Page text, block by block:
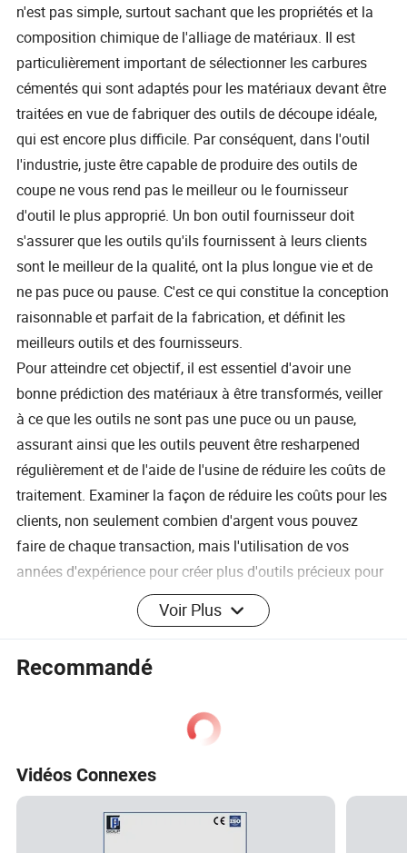
n'est pas simple, surtout sachant que les propriétés et la
composition chimique de l'alliage de matériaux. Il est
particulièrement important de sélectionner les carbures
cémentés qui sont adaptés pour les matériaux devant être
traitées en vue de fabriquer des outils de découpe idéale,
qui est encore plus difficile. Par conséquent, dans l'outil
l'industrie, juste être capable de produire des outils de
coupe ne vous rend pas le meilleur ou le fournisseur
d'outil le plus approprié. Un bon outil fournisseur doit
s'assurer que les outils qu'ils fournissent à leurs clients
sont le meilleur de la qualité, ont la plus longue vie et de
ne pas puce ou pause. C'est ce qui constitue la conception
raisonnable et parfait de la fabrication, et définit les
meilleurs outils et des fournisseurs.
Pour atteindre cet objectif, il est essentiel d'avoir une
bonne prédiction des matériaux à être transformés, veiller
à ce que les outils ne sont pas une puce ou un pause,
assurant ainsi que les outils peuvent être resharpened
régulièrement et de l'aide de l'usine de réduire les coûts de
traitement. Examiner la façon de réduire les coûts pour les
clients, non seulement combien d'argent vous pouvez
faire de chaque transaction, mais l'utilisation de vos
années d'expérience pour créer plus d'outils précieux pour
les clients. Ceci est ma philosophie d'entreprise. Mon
entreprise a été en faveur de la fabrication des outils non
de discuter et apprendre ensemble.
Q : Quel est le port d'expédition ?
Voir Plus
Recommandé
Vidéos Connexes